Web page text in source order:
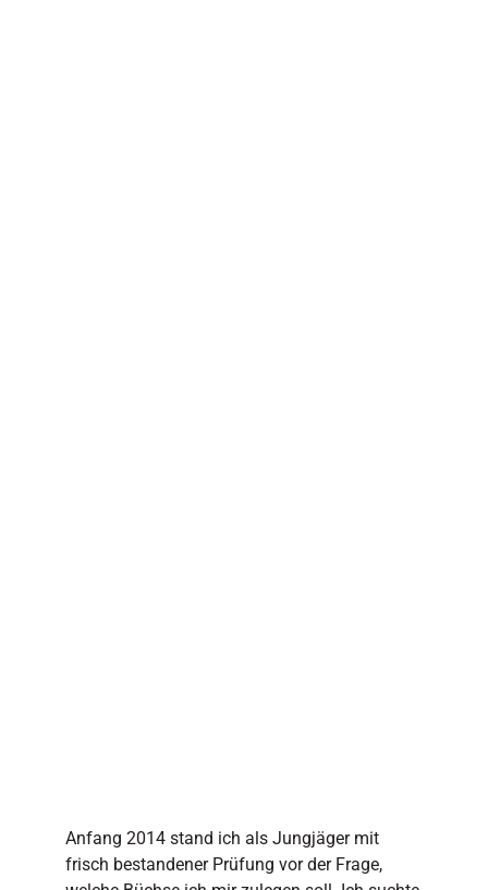
Anfang 2014 stand ich als Jungjäger mit
frisch bestandener Prüfung vor der Frage,